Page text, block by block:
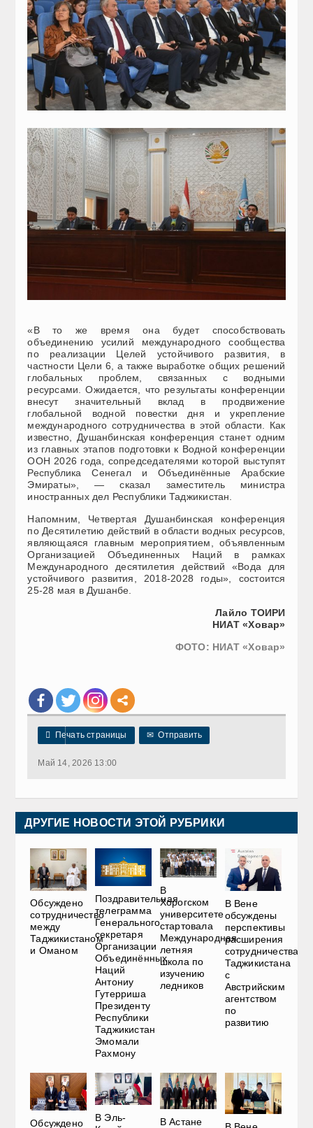
«В то же время она будет способствовать
объединению усилий международного сообщества
по реализации Целей устойчивого развития, в
частности Цели 6, а также выработке общих решений
глобальных проблем, связанных с водными
ресурсами. Ожидается, что результаты конференции
внесут значительный вклад в продвижение
глобальной водной повестки дня и укрепление
международного сотрудничества в этой области. Как
известно, Душанбинская конференция станет одним
из главных этапов подготовки к Водной конференции
ООН 2026 года, сопредседателями которой выступят
Республика Сенегал и Объединённые Арабские
Эмираты», — сказал заместитель министра
иностранных дел Республики Таджикистан.
Напомним, Четвертая Душанбинская конференция
по Десятилетию действий в области водных ресурсов,
являющаяся главным мероприятием, объявленным
Организацией Объединенных Наций в рамках
Международного десятилетия действий «Вода для
устойчивого развития, 2018-2028 годы», состоится
25-28 мая в Душанбе.
Лайло ТОИРИ
НИАТ «Ховар»
ФОТО: НИАТ «Ховар»
 Печать страницы ✉ Отправить
Май 14, 2026 13:00
ДРУГИЕ НОВОСТИ ЭТОЙ РУБРИКИ
Обсуждено
сотрудничество
между
Таджикистаном
и Оманом
Поздравительная
телеграмма
Генерального
секретаря
Организации
Объединённых
Наций
Антониу
Гутерриша
Президенту
Республики
Таджикистан
Эмомали
Рахмону
В
Хорогском
университете
стартовала
Международная
летняя
школа по
изучению
ледников
В Вене
обсуждены
перспективы
расширения
сотрудничества
Таджикистана
с
Австрийским
агентством
по
развитию
Обсуждено
В Эль-
В Астане